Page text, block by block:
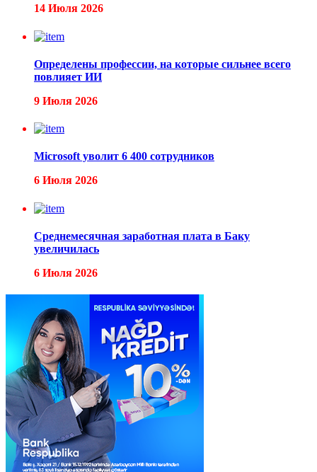
14 Июля 2026
Определены профессии, на которые сильнее всего
повлияет ИИ
9 Июля 2026
Microsoft уволит 6 400 сотрудников
6 Июля 2026
Среднемесячная заработная плата в Баку
увеличилась
6 Июля 2026